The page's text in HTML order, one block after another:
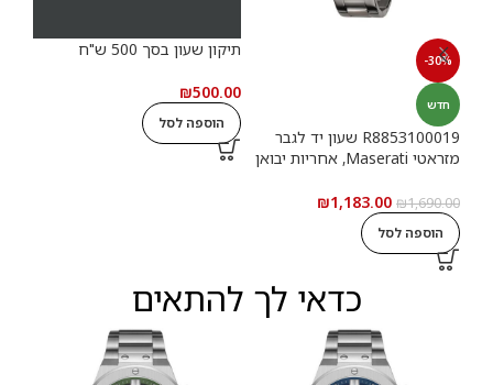
-30%
חדש
R8853100019 שעון יד לגבר
מזראטי Maserati, אחריות יבואן
₪1,690.00
₪1,183.00
הוספה לסל
תיקון שעון בסך 500 ש"ח
₪500.00
הוספה לסל
כדאי לך להתאים